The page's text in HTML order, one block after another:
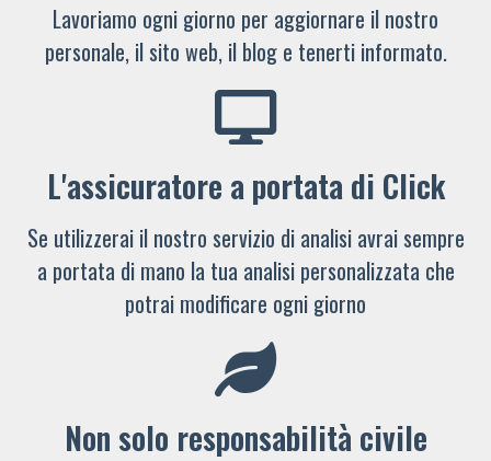
Lavoriamo ogni giorno per aggiornare il nostro
personale, il sito web, il blog e tenerti informato.
L'assicuratore a portata di Click
Se utilizzerai il nostro servizio di analisi avrai sempre
a portata di mano la tua analisi personalizzata che
potrai modificare ogni giorno
Non solo responsabilità civile